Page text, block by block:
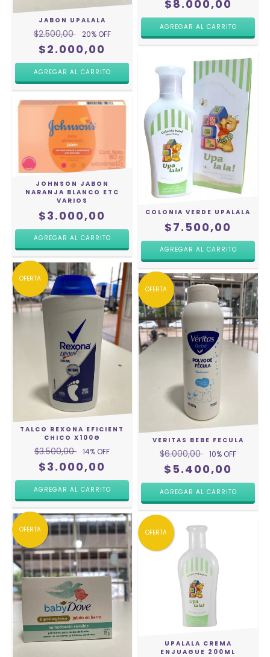
JABON UPALALA
$2.500,00 20% OFF
$2.000,00
$8.000,00
JOHNSON JABON
NARANJA BLANCO ETC
VARIOS
$3.000,00 COLONIA VERDE UPALALA
$7.500,00
OFERTA
TALCO REXONA EFICIENT
CHICO X100G
$3.500,00 14% OFF
$3.000,00
OFERTA
VERITAS BEBE FECULA
$6.000,00 10% OFF
$5.400,00
OFERTA OFERTA
UPALALA CREMA
ENJUAGUE 200ML